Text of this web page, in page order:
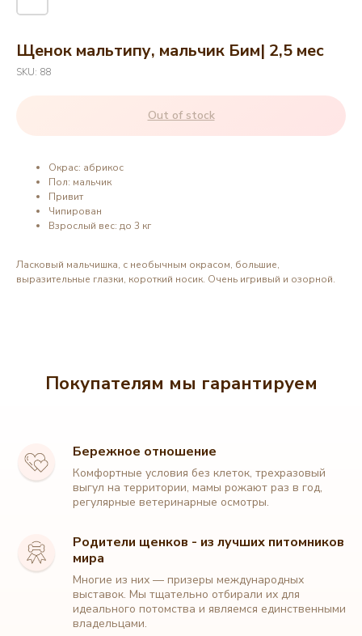
Щенок мальтипу, мальчик Бим| 2,5 мес
SKU: 88
Out of stock
Окрас: абрикос
Пол: мальчик
Привит
Чипирован
Взрослый вес: до 3 кг
Ласковый мальчишка, с необычным окрасом, большие,
выразительные глазки, короткий носик. Очень игривый и озорной.
Покупателям мы гарантируем
Бережное отношение
Комфортные условия без клеток, трехразовый
выгул на территории, мамы рожают раз в год,
регулярные ветеринарные осмотры.
Родители щенков - из лучших питомников
мира
Многие из них — призеры международных
выставок. Мы тщательно отбирали их для
идеального потомства и являемся единственными
владельцами.